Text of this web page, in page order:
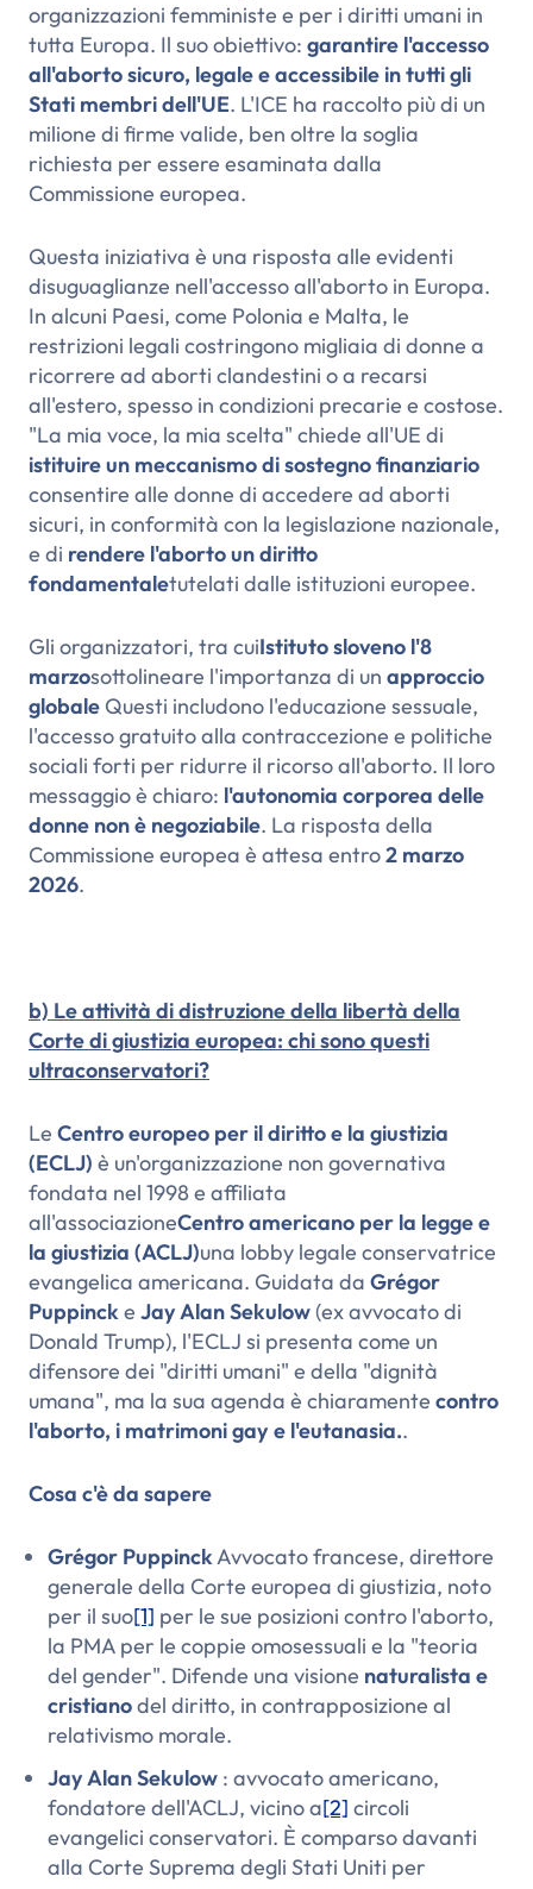
organizzazioni femministe e per i diritti umani in
tutta Europa. Il suo obiettivo: garantire l'accesso
all'aborto sicuro, legale e accessibile in tutti gli
Stati membri dell'UE. L'ICE ha raccolto più di un
milione di firme valide, ben oltre la soglia
richiesta per essere esaminata dalla
Commissione europea.
Questa iniziativa è una risposta alle evidenti
disuguaglianze nell'accesso all'aborto in Europa.
In alcuni Paesi, come Polonia e Malta, le
restrizioni legali costringono migliaia di donne a
ricorrere ad aborti clandestini o a recarsi
all'estero, spesso in condizioni precarie e costose.
"La mia voce, la mia scelta" chiede all'UE di
istituire un meccanismo di sostegno finanziario
consentire alle donne di accedere ad aborti
sicuri, in conformità con la legislazione nazionale,
e di rendere l'aborto un diritto
fondamentaletutelati dalle istituzioni europee.
Gli organizzatori, tra cuiIstituto sloveno l'8
marzosottolineare l'importanza di un approccio
globale Questi includono l'educazione sessuale,
l'accesso gratuito alla contraccezione e politiche
sociali forti per ridurre il ricorso all'aborto. Il loro
messaggio è chiaro: l'autonomia corporea delle
donne non è negoziabile. La risposta della
Commissione europea è attesa entro2 marzo
2026.
b) Le attività di distruzione della libertà della
Corte di giustizia europea: chi sono questi
ultraconservatori?
Le Centro europeo per il diritto e la giustizia
(ECLJ) è un'organizzazione non governativa
fondata nel 1998 e affiliata
all'associazioneCentro americano per la legge e
la giustizia (ACLJ)una lobby legale conservatrice
evangelica americana. Guidata da Grégor
Puppincke Jay Alan Sekulow(ex avvocato di
Donald Trump), l'ECLJ si presenta come un
difensore dei "diritti umani" e della "dignità
umana", ma la sua agenda è chiaramente contro
l'aborto, i matrimoni gay e l'eutanasia..
Cosa c'è da sapere
Grégor PuppinckAvvocato francese, direttore
generale della Corte europea di giustizia, noto
per il suo[1] per le sue posizioni contro l'aborto,
la PMA per le coppie omosessuali e la "teoria
del gender". Difende una visione naturalista e
cristianodel diritto, in contrapposizione al
relativismo morale.
Jay Alan Sekulow : avvocato americano,
fondatore dell'ACLJ, vicino a[2] circoli
evangelici conservatori. È comparso davanti
alla Corte Suprema degli Stati Uniti per